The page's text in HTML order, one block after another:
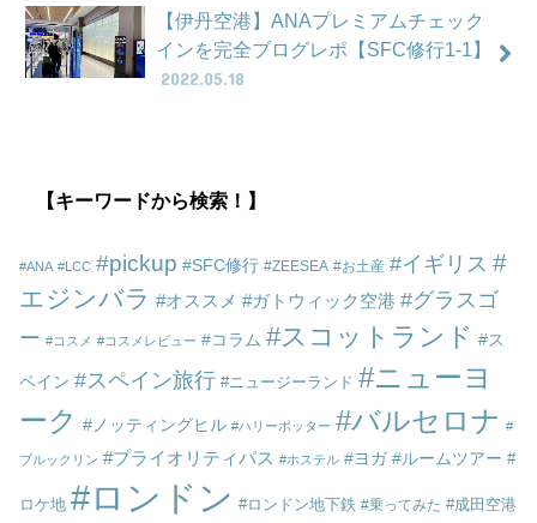
【伊丹空港】ANAプレミアムチェック
インを完全ブログレポ【SFC修行1-1】
2022.05.18
【キーワードから検索！】
ANA LCC pickup SFC修行 ZEESEA お土産 イギリス
エジンバラ オススメ ガトウィック空港
グラスゴ
ー
コスメ コスメレビュー コラム スコットランド ス
ペイン スペイン旅行 ニュージーランド
ニューヨ
ーク
ノッティングヒル ハリーポッター バルセロナ
ブルックリン プライオリティパス ホステル ヨガ ルームツアー
ロケ地 ロンドン ロンドン地下鉄 乗ってみた 成田空港